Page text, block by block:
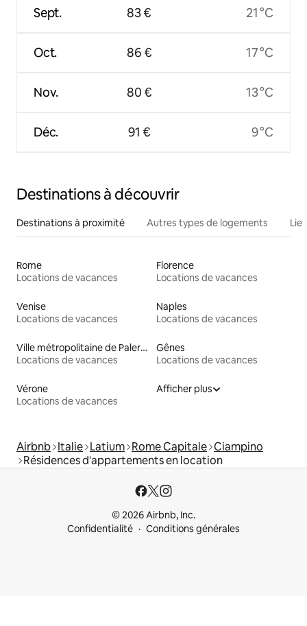
Sept.
Oct.
Nov.
Déc.
83 €
86 €
80 €
91 €
21 °C
17 °C
13 °C
9 °C
Destinations à découvrir
Destinations à proximité Autres types de logements
Rome
Locations de vacances
Florence
Locations de vacances
Venise
Locations de vacances
Naples
Locations de vacances
Ville métropolitaine de Palerme
Locations de vacances
Gênes
Locations de vacances
Vérone
Locations de vacances
Afficher plus
Airbnb Italie Latium Rome Capitale Ciampino
Résidences d'appartements en location
© 2026 Airbnb, Inc.
Confidentialité
Conditions générales